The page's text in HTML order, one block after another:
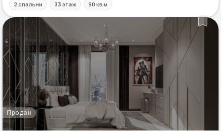
2 спальни 33 этаж 90 кв.м
Продан